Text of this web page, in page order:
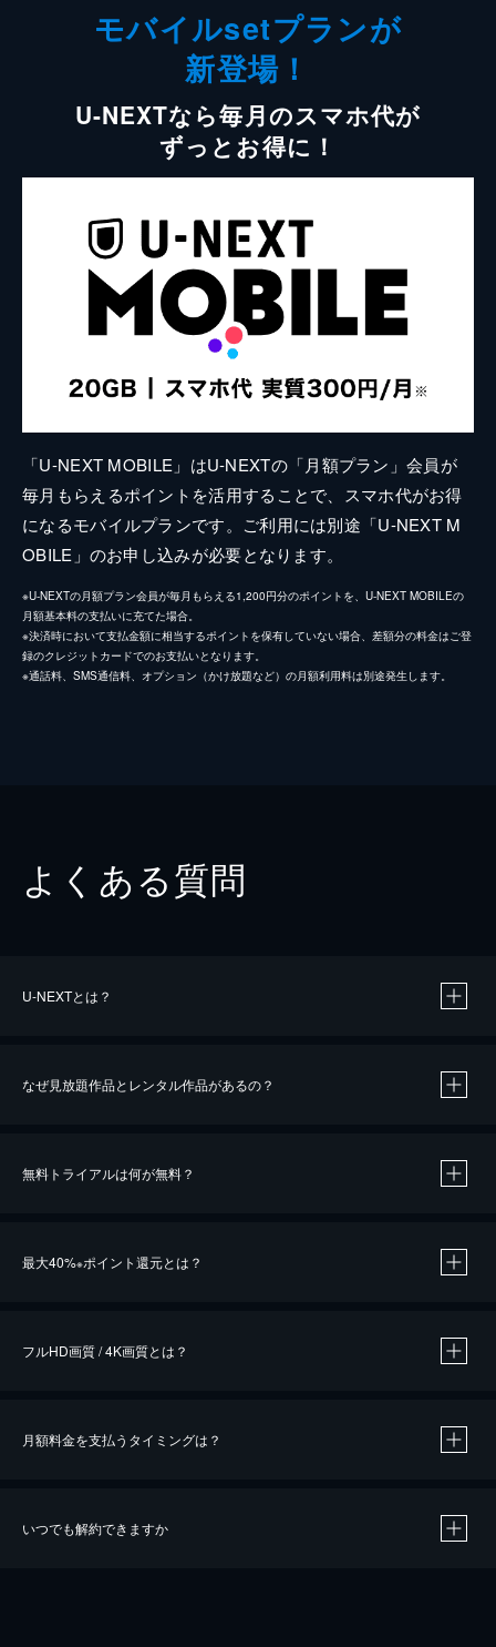
モバイルsetプランが
新登場！
U-NEXTなら毎月のスマホ代が
ずっとお得に！
「U-NEXT MOBILE」はU-NEXTの「月額プラン」会員が
毎月もらえるポイントを活用することで、スマホ代がお得
になるモバイルプランです。ご利用には別途「U-NEXT M
OBILE」のお申し込みが必要となります。
※U-NEXTの月額プラン会員が毎月もらえる1,200円分のポイントを、U-NEXT MOBILEの
月額基本料の支払いに充てた場合。
※決済時において支払金額に相当するポイントを保有していない場合、差額分の料金はご登
録のクレジットカードでのお支払いとなります。
※通話料、SMS通信料、オプション（かけ放題など）の月額利用料は別途発生します。
よくある質問
U-NEXTとは？
なぜ見放題作品とレンタル作品があるの？
無料トライアルは何が無料？
最大40%※ポイント還元とは？
※40％ポイント還元の対象は、クレジットカード決済による作品の購入 / レンタルです。
iOSアプリのUコイン決済による作品の購入 / レンタルは、20％のポイント還元です。
フルHD画質 / 4K画質とは？
月額料金を支払うタイミングは？
いつでも解約できますか